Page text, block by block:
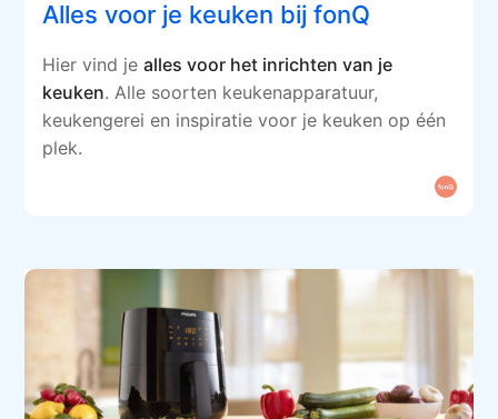
Alles voor je keuken bij fonQ
Hier vind jealles voor het inrichten van je
keuken. Alle soorten keukenapparatuur,
keukengerei en inspiratie voor je keuken op één
plek.